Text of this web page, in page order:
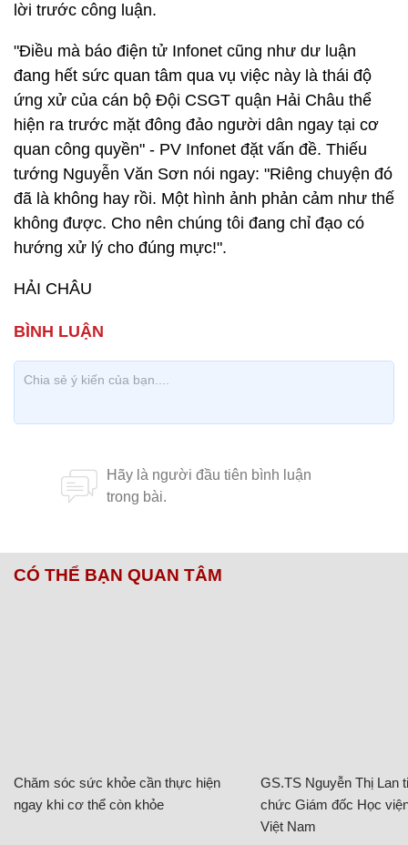
lời trước công luận.
"Điều mà báo điện tử Infonet cũng như dư luận
đang hết sức quan tâm qua vụ việc này là thái độ
ứng xử của cán bộ Đội CSGT quận Hải Châu thể
hiện ra trước mặt đông đảo người dân ngay tại cơ
quan công quyền" - PV Infonet đặt vấn đề. Thiếu
tướng Nguyễn Văn Sơn nói ngay: "Riêng chuyện đó
đã là không hay rồi. Một hình ảnh phản cảm như thế
không được. Cho nên chúng tôi đang chỉ đạo có
hướng xử lý cho đúng mực!".
HẢI CHÂU
CÓ THỂ BẠN QUAN TÂM
Chăm sóc sức khỏe cần thực hiện
ngay khi cơ thể còn khỏe
GS.TS Nguyễn Thị Lan
chức Giám đốc Học
Việt Nam